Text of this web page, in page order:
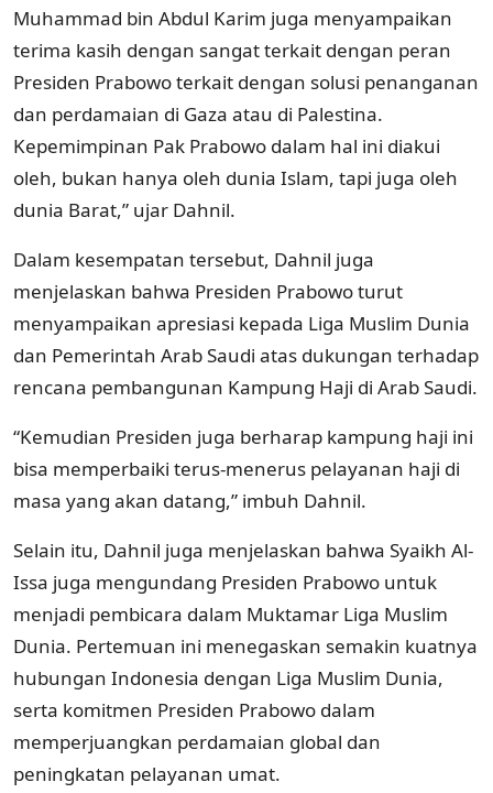
Muhammad bin Abdul Karim juga menyampaikan
terima kasih dengan sangat terkait dengan peran
Presiden Prabowo terkait dengan solusi penanganan
dan perdamaian di Gaza atau di Palestina.
Kepemimpinan Pak Prabowo dalam hal ini diakui
oleh, bukan hanya oleh dunia Islam, tapi juga oleh
dunia Barat,” ujar Dahnil.
Dalam kesempatan tersebut, Dahnil juga
menjelaskan bahwa Presiden Prabowo turut
menyampaikan apresiasi kepada Liga Muslim Dunia
dan Pemerintah Arab Saudi atas dukungan terhadap
rencana pembangunan Kampung Haji di Arab Saudi.
“Kemudian Presiden juga berharap kampung haji ini
bisa memperbaiki terus-menerus pelayanan haji di
masa yang akan datang,” imbuh Dahnil.
Selain itu, Dahnil juga menjelaskan bahwa Syaikh Al-
Issa juga mengundang Presiden Prabowo untuk
menjadi pembicara dalam Muktamar Liga Muslim
Dunia. Pertemuan ini menegaskan semakin kuatnya
hubungan Indonesia dengan Liga Muslim Dunia,
serta komitmen Presiden Prabowo dalam
memperjuangkan perdamaian global dan
peningkatan pelayanan umat.